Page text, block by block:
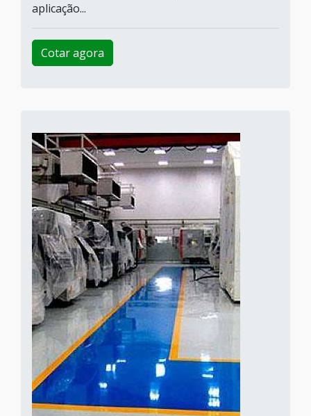
aplicação...
Cotar agora